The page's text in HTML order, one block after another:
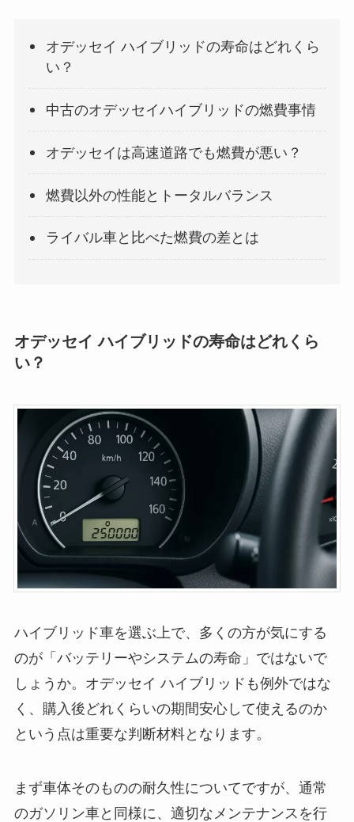
オデッセイ ハイブリッドの寿命はどれくら
い？
中古のオデッセイハイブリッドの燃費事情
オデッセイは高速道路でも燃費が悪い？
燃費以外の性能とトータルバランス
ライバル車と比べた燃費の差とは
オデッセイ ハイブリッドの寿命はどれくら
い？
ハイブリッド車を選ぶ上で、多くの方が気にする
のが「バッテリーやシステムの寿命」ではないで
しょうか。オデッセイ ハイブリッドも例外ではな
く、購入後どれくらいの期間安心して使えるのか
という点は重要な判断材料となります。
まず車体そのものの耐久性についてですが、通常
のガソリン車と同様に、適切なメンテナンスを行